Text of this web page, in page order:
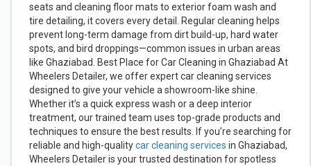
seats and cleaning floor mats to exterior foam wash and
tire detailing, it covers every detail. Regular cleaning helps
prevent long-term damage from dirt build-up, hard water
spots, and bird droppings—common issues in urban areas
like Ghaziabad. Best Place for Car Cleaning in Ghaziabad At
Wheelers Detailer, we offer expert car cleaning services
designed to give your vehicle a showroom-like shine.
Whether it’s a quick express wash or a deep interior
treatment, our trained team uses top-grade products and
techniques to ensure the best results. If you’re searching for
reliable and high-qualitycar cleaning services in Ghaziabad,
Wheelers Detailer is your trusted destination for spotless